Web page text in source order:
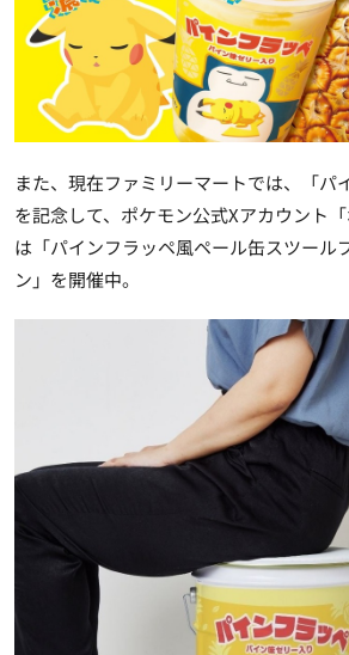
また、現在ファミリーマートでは、「パ
を記念して、ポケモン公式Xアカウント
は「パインフラッペ風ペール缶スツール
ン」を開催中。